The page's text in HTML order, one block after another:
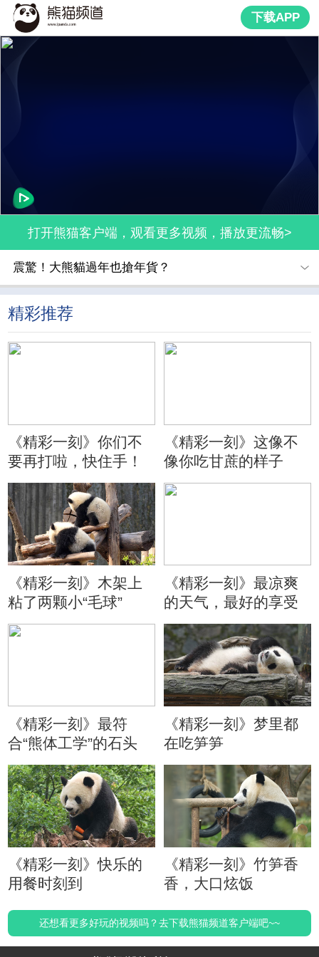
下载APP
打开熊猫客户端，观看更多视频，播放更流畅>
震驚！大熊貓過年也搶年貨？
精彩推荐
《精彩一刻》你们不
要再打啦，快住手！
《精彩一刻》这像不
像你吃甘蔗的样子
《精彩一刻》木架上
粘了两颗小“毛球”
《精彩一刻》最凉爽
的天气，最好的享受
《精彩一刻》最符
合“熊体工学”的石头
《精彩一刻》梦里都
在吃笋笋
《精彩一刻》快乐的
用餐时刻到
《精彩一刻》竹笋香
香，大口炫饭
还想看更多好玩的视频吗？去下载熊猫频道客户端吧~~